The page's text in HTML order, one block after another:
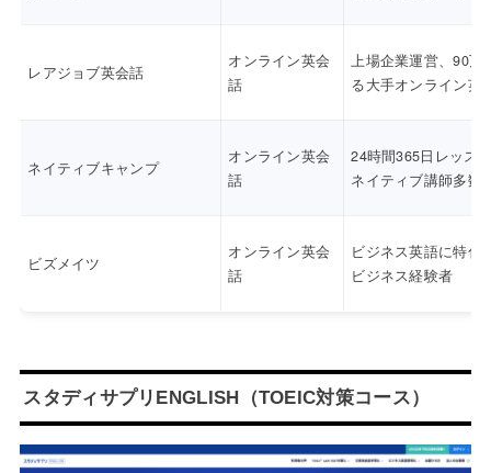
レアジョブ英会話
オンライン英会
話
上場企業運営、90万
る大手オンライン英
ネイティブキャンプ
オンライン英会
話
24時間365日レッス
ネイティブ講師多数
ビズメイツ
オンライン英会
話
ビジネス英語に特化
ビジネス経験者
スタディサプリENGLISH（TOEIC対策コース）